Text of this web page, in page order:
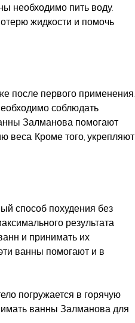
необходимо пить воду.
жидкости и помочь
после первого применения.
соблюдать
Залманова помогают
веса. Кроме того, укрепляют
способ похудения без
результата
и принимать их
ванны помогают и в
погружается в горячую
ванны Залманова для